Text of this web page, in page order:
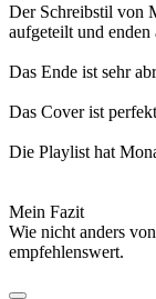
Der Schreibstil von
aufgeteilt und
Das Ende ist sehr
Das Cover ist
Die Playlist hat
Mein Fazit
Wie nicht anders
empfehlenswert.